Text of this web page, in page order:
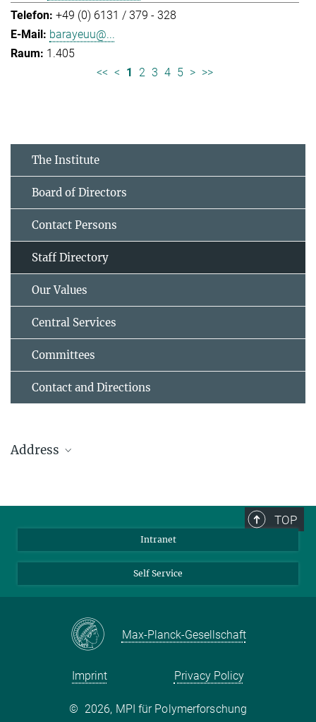
+49 (0) 6131 / 379 - 328
barayeuu@...
1.405
<< < 1 2 3 4 5 > >>
The Institute
Board of Directors
Contact Persons
Staff Directory
Our Values
Central Services
Committees
Contact and Directions
Address
55128 Mainz
Phone: +49 6131 379-0
Fax: +49 6131 379-100
TOP
Intranet
Self Service
Max-Planck-Gesellschaft
Imprint Privacy Policy
© 2026, MPI für Polymerforschung